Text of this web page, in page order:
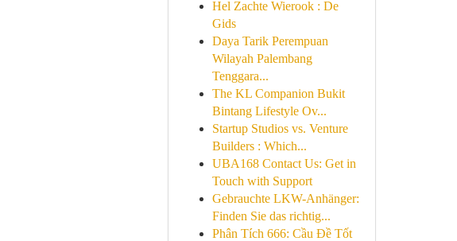
Hel Zachte Wierook : De
Gids
Daya Tarik Perempuan
Wilayah Palembang
Tenggara...
The KL Companion Bukit
Bintang Lifestyle Ov...
Startup Studios vs. Venture
Builders : Which...
UBA168 Contact Us: Get in
Touch with Support
Gebrauchte LKW-Anhänger:
Finden Sie das richtig...
Phân Tích 666: Cầu Đề Tốt